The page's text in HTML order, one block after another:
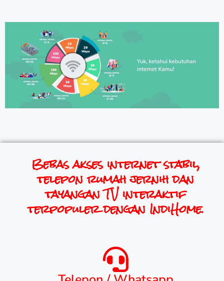
Bebas akses internet stabil,
telepon rumah jernih dan
tayangan TV interaktif
terpopuler dengan IndiHome.